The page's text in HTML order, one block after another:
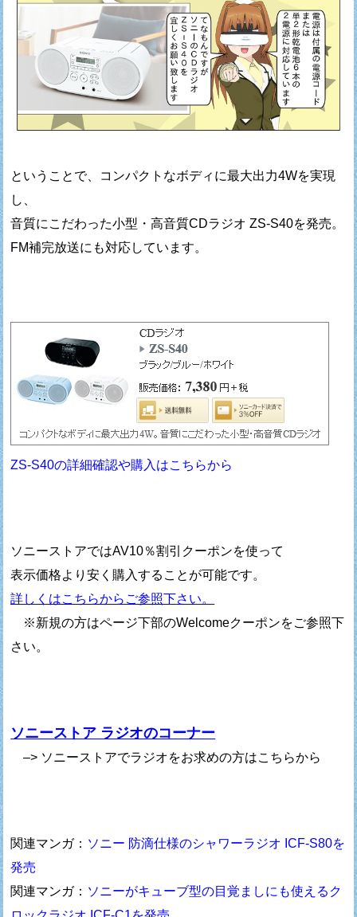
ということで、コンパクトなボディに最大出力4Wを実現
し、
音質にこだわった小型・高音質CDラジオ ZS-S40を発売。
FM補完放送にも対応しています。
ZS-S40の詳細確認や購入はこちらから
ソニーストアではAV10％割引クーポンを使って
表示価格より安く購入することが可能です。
詳しくはこちらからご参照下さい。
※新規の方はページ下部のWelcomeクーポンをご参照下
さい。
ソニーストア ラジオのコーナー
–> ソニーストアでラジオをお求めの方はこちらから
関連マンガ： ソニー 防滴仕様のシャワーラジオ ICF-S80を
発売
関連マンガ： ソニーがキューブ型の目覚ましにも使えるク